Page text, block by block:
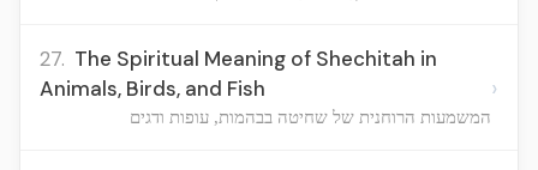
27. The Spiritual Meaning of Shechitah in
Animals, Birds, and Fish
המשמעות הרוחנית של שחיטה בבהמות, עופות ודגים
›